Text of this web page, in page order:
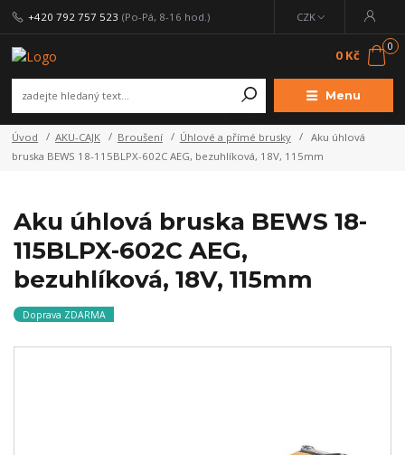
Menu
CZK
+420 792 757 523 (Po-Pá, 8-16 hod.)
0
0 Kč
Úvod AKU-CAJK Broušení Úhlové a přímé brusky
Aku úhlová
bruska BEWS 18-115BLPX-602C AEG, bezuhlíková, 18V, 115mm
Aku úhlová bruska BEWS 18-
115BLPX-602C AEG,
bezuhlíková, 18V, 115mm
Doprava ZDARMA